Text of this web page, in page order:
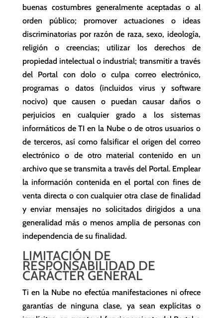
buenas costumbres generalmente aceptadas o al
orden público; promover actuaciones o ideas
discriminatorias por razón de raza, sexo, ideología,
religión o creencias; utilizar los derechos de
propiedad intelectual o industrial; transmitir a través
del Portal con dolo o culpa correo electrónico,
programas o datos (incluidos virus y software
nocivo) que causen o puedan causar daños o
perjuicios en cualquier grado a los sistemas
informáticos de TI en la Nube o de otros usuarios o
de terceros, así como falsificar el origen del correo
electrónico o de otro material contenido en un
archivo que se transmita a través del Portal. Emplear
la información contenida en el portal con fines de
venta directa o con cualquier otra clase de finalidad
y enviar mensajes no solicitados dirigidos a una
generalidad más o menos amplia de personas con
independencia de su finalidad.
LIMITACIÓN DE
RESPONSABILIDAD DE
CARÁCTER GENERAL
Ti en la Nube no efectúa manifestaciones ni ofrece
garantías de ninguna clase, ya sean explícitas o